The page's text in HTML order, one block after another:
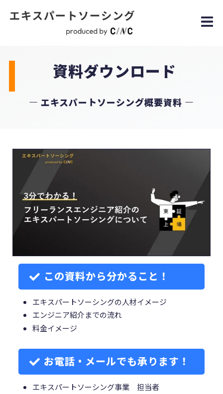
資料ダウンロード
― エキスパートソーシング概要資料 ―
この資料から分かること！
エキスパートソーシングの人材イメージ
エンジニア紹介までの流れ
料金イメージ
お電話・メールでも承ります！
エキスパートソーシング事業 担当者